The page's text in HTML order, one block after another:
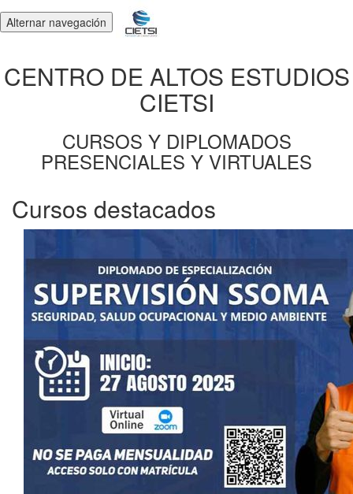
Alternar navegación
CENTRO DE ALTOS ESTUDIOS
CIETSI
CURSOS Y DIPLOMADOS
PRESENCIALES Y VIRTUALES
Cursos destacados